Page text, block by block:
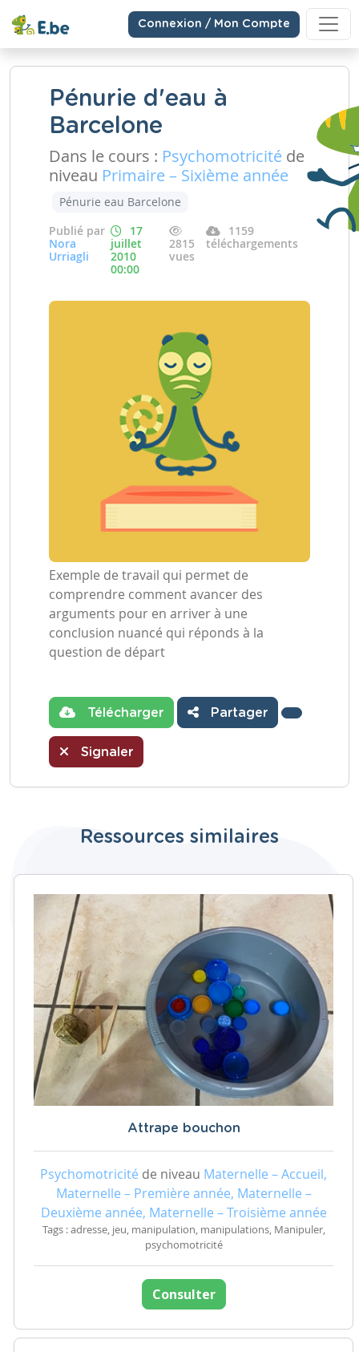
Connexion / Mon Compte
Pénurie d'eau à
Barcelone
Dans le cours : Psychomotricité de
niveau Primaire – Sixième année
Pénurie eau Barcelone
Publié par
Nora
Urriagli
17
juillet
2010
00:00
2815
vues
1159
téléchargements
Exemple de travail qui permet de
comprendre comment avancer des
arguments pour en arriver à une
conclusion nuancé qui réponds à la
question de départ
Télécharger Partager
Signaler
Ressources similaires
Attrape bouchon
Psychomotricité de niveau Maternelle – Accueil,
Maternelle – Première année, Maternelle –
Deuxième année, Maternelle – Troisième année
Tags : adresse, jeu, manipulation, manipulations, Manipuler,
psychomotricité
Consulter